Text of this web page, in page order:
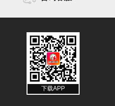
下载APP